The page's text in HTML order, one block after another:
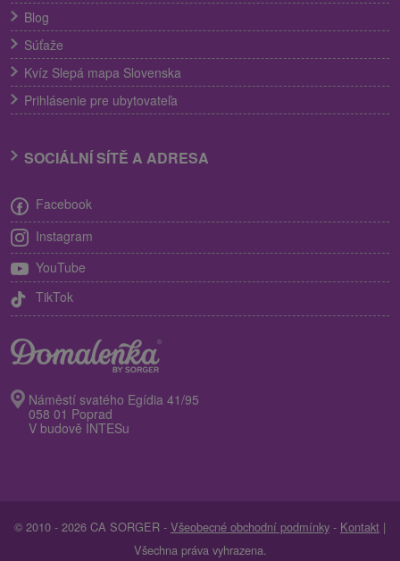
Blog
Súťaže
Kvíz Slepá mapa Slovenska
Prihlásenie pre ubytovateľa
SOCIÁLNÍ SÍTĚ A ADRESA
Facebook
Instagram
YouTube
TikTok
Náměstí svatého Egídia 41/95
058 01 Poprad
V budově INTESu
© 2010 - 2026 CA SORGER - Všeobecné obchodní podmínky - Kontakt |
Všechna práva vyhrazena.